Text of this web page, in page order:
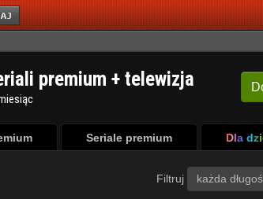
premium + telewizja
Seriale premium Dla
Filtruj każda